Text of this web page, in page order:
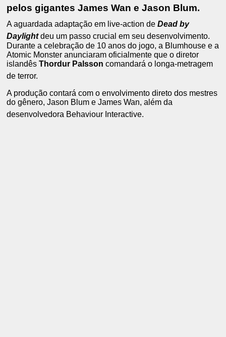
pelos gigantes James Wan e Jason Blum.
A aguardada adaptação em live-action deDead by
Daylightdeu um passo crucial em seu desenvolvimento.
Durante a celebração de 10 anos do jogo, a Blumhouse e a
Atomic Monster anunciaram oficialmente que o diretor
islandêsThordur Palsson comandará o longa-metragem
de terror.
A produção contará com o envolvimento direto dos mestres
do gênero, Jason Blum e James Wan, além da
desenvolvedora Behaviour Interactive.